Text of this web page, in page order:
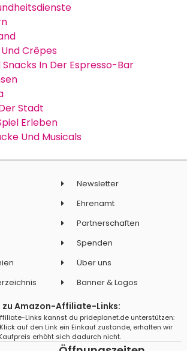
Crêpes
Snacks In Der Espresso-Bar
Stadt
Erleben
Und Musicals
Newsletter
Ehrenamt
Partnerschaften
Spenden
Über uns
Banner & Logos
Amazon-Affiliate-Links:
Links kannst du prideplanet.de unterstützen:
auf den Link ein Einkauf zustande, erhalten wir
erhöht sich dadurch nicht.